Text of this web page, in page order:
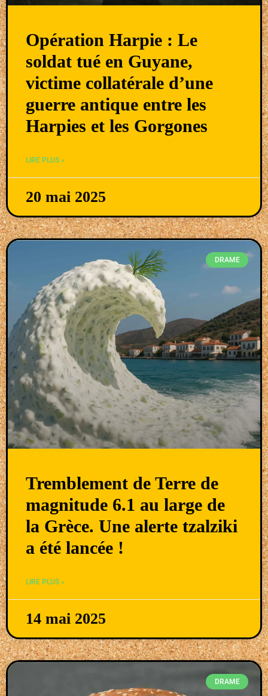
Opération Harpie : Le
soldat tué en Guyane,
victime collatérale d’une
guerre antique entre les
Harpies et les Gorgones
LIRE PLUS »
20 mai 2025
DRAME
Tremblement de Terre de
magnitude 6.1 au large de
la Grèce. Une alerte tzalziki
a été lancée !
LIRE PLUS »
14 mai 2025
DRAME